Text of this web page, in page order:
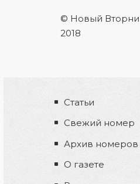
© Новый
2018
Статьи
Свежий номер
Архив номеров
О газете